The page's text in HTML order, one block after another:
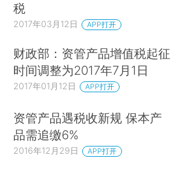
税
2017年03月12日 APP打开
财政部：资管产品增值税起征
时间调整为2017年7月1日
2017年01月12日 APP打开
资管产品遇税收新规 保本产
品需追缴6%
2016年12月29日 APP打开